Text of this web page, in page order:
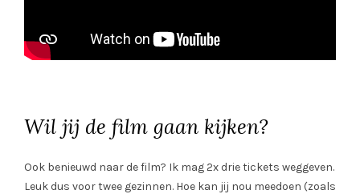
Wil jij de film gaan kijken?
Ook benieuwd naar de film? Ik mag 2x drie tickets weggeven.
Leuk dus voor twee gezinnen. Hoe kan jij nou meedoen (zoals